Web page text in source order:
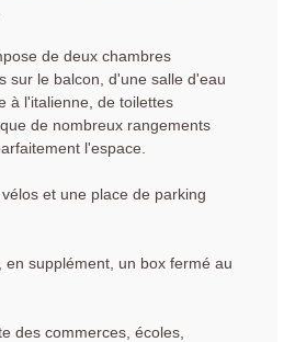
de deux chambres
sur le balcon, d'une salle d'eau
à l'italienne, de toilettes
de nombreux rangements
l'espace.
et une place de parking
en supplément, un box fermé au
des commerces, écoles,